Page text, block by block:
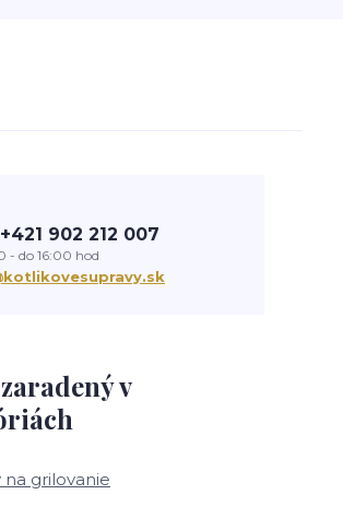
v
na grilovanie
902 212 007
- do 16:00 hod